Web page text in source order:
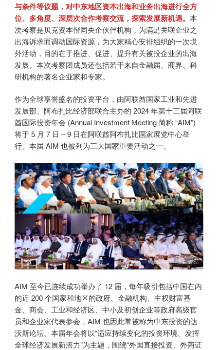
与条件等议题，对中东地区资本出海和业务出海进行全方
位、多角度、深层次合作考察交流，探索发展新机遇。 本
次考察是贝克资本偕同央企伙伴机构，为满足关联企业之
出海诉求而调动国际资源，为大家精心安排组织的一次境
外活动，目的在于推进、促进、提升有关被投企业的出海
发展。本次考察团成员还包括若干来自金融届、商界、科
研机构的著名企业家和专家。
作为全球享誉盛名的投资平台，由阿联酋国家工业和先进
发展部、阿布扎比经济部联合主办的 2024 年第十三届阿联
酋国际投资年会 (Annual Investment Meeting 简称 “AIM”)
将于 5 月 7 日 – 9 日在阿联酋阿布扎比国家展览中心举
行。本届 AIM 也被列为三大国家重要活动之一。
AIM 至今已连续成功举办了 12 届，每年吸引包括中国在内
的近 200 个国家和地区的政府、金融机构、主权财富基
金、商会、工业和经济区、中小及初创企业等政府高级官
员和企业家代表参会，AIM 也因此常被称为中东投资的达
沃斯论坛。本届年会将以“适应持续变化的投资环境、发挥
全球经济发展新潜力”为主题，围绕“外国直接投资、外商证